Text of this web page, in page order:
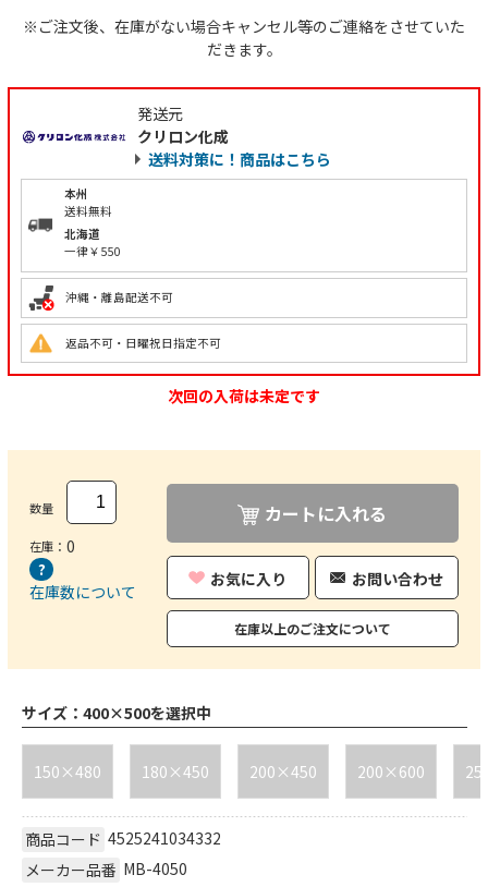
※ご注文後、在庫がない場合キャンセル等のご連絡をさせていた
だきます。
発送元
クリロン化成
送料対策に！商品はこちら
本州
送料無料
北海道
一律￥550
沖縄・離島配送不可
返品不可・日曜祝日指定不可
次回の入荷は未定です
数量
在庫： 0
在庫数について
カートに入れる
お気に入り お問い合わせ
在庫以上のご注文について
サイズ： 400×500を選択中
150×480 180×450 200×450 200×600
商品コード 4525241034332
メーカー品番 MB-4050